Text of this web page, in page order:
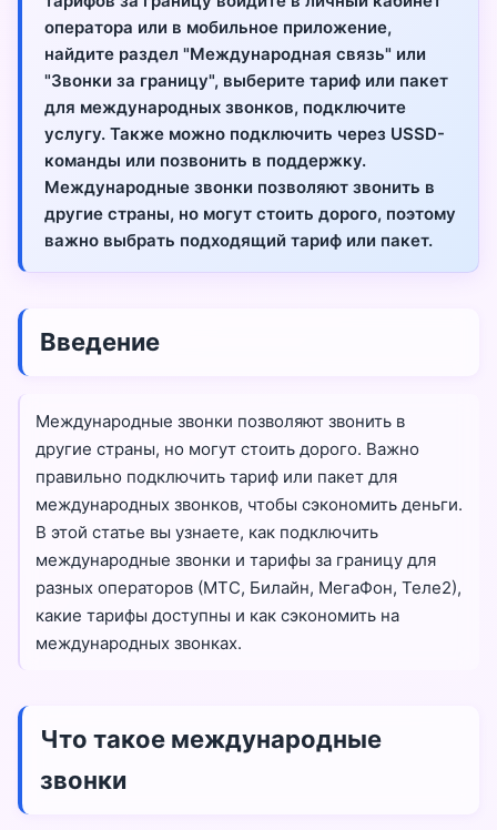
оператора или в мобильное приложение,
найдите раздел "Международная связь" или
"Звонки за границу", выберите тариф или пакет
для международных звонков, подключите
услугу. Также можно подключить через USSD-
команды или позвонить в поддержку.
Международные звонки позволяют звонить в
другие страны, но могут стоить дорого, поэтому
важно выбрать подходящий тариф или пакет.
Введение
Международные звонки позволяют звонить в
другие страны, но могут стоить дорого. Важно
правильно подключить тариф или пакет для
международных звонков, чтобы сэкономить деньги.
В этой статье вы узнаете, как подключить
международные звонки и тарифы за границу для
разных операторов (МТС, Билайн, МегаФон, Теле2),
какие тарифы доступны и как сэкономить на
международных звонках.
Что такое международные
звонки